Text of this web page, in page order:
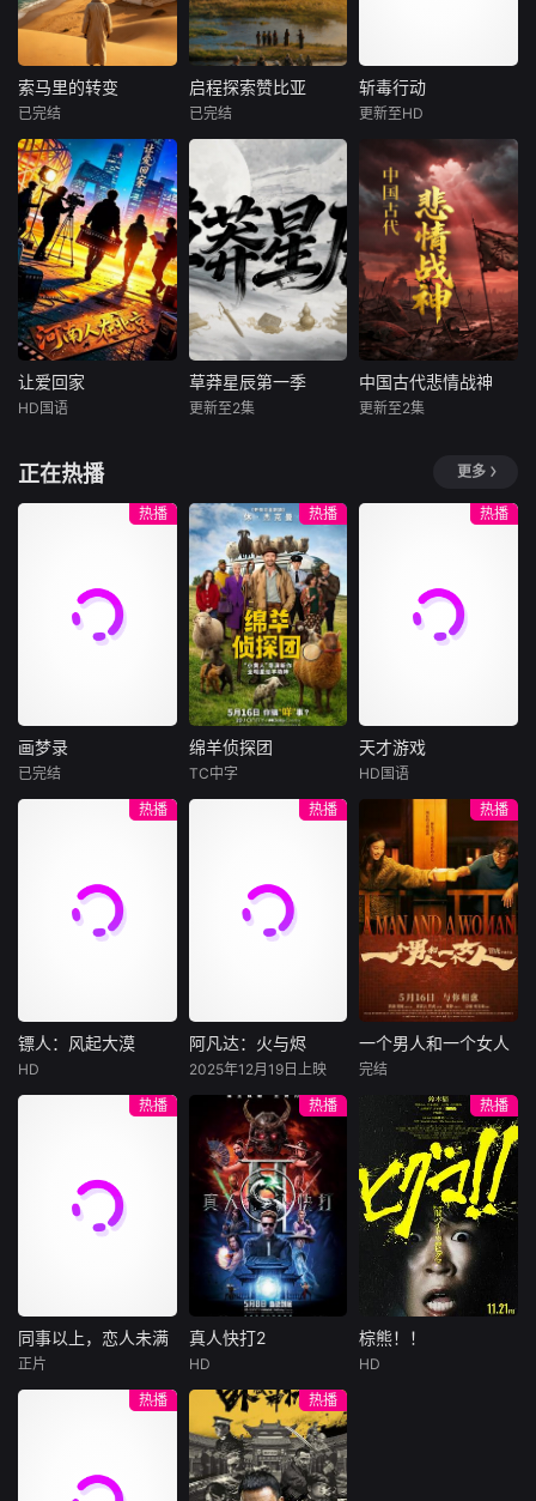
国非物质文化遗产
名录，承载着深厚
的历史底蕴与民族
精神。本片聚焦布
隆迪最具代表性的
震撼人心
上汇聚了非洲大陆
最具代表性的自然
与人文景观。本片
深入喀麦隆的街头
巷尾与社区生活，
民的真实面貌——
从传统服饰
区与整个非洲的共
同繁荣。
索马里的转变
讲述索马里的发展
和介绍。
索马里的转变
已完结
启程探索赞比亚
从瀑布的磅礴水雾
与壮丽峡谷，到国
家公园的河流巡游
与野奢营地；从广
袤湿地与野生动物
迁徙，到原始生态
——赞比亚拥有世
界上最伟大的自然
奇观之一和未受污
染的荒野地区。创
新的低影响技术在
启程探索赞比亚
已完结
斩毒行动
于荣光石兆琪对决
斩毒行动
更新至HD
让爱回家
因机缘巧合，
向现实妥协的导演
朱达仁萌生拍一部
韩战、二房东杨小
强加入后，一路曲
折式“开挂”。然
现朱达仁隐藏着不
为人知的
让爱回家
HD国语
草莽星辰第一季
身往往决定了一生
的天花板。然而，
总有一些人，从尘
埃里起身，却在历
史的星空中留下了
不灭的光芒。本片
选取五位出身寒微
却功业不朽的历史
人物，不以&amp;q
uot;英雄逆袭&am
p;quot;的励志叙事
为唯一
草莽星辰第一季
更新至2集
中国古代悲情战神
他们都有着让一个
时代为之颤抖的名
字。他们是战争的
那张王牌。当王朝
倾覆、山河破碎之
际，是他们在马背
散尽，当他们卸下
一身铠甲
中国古代悲情战神
更新至2集
正在热播 更多
热播
画梦录
许雁真，意外与身
陷危局的融汇银行
总账姜心羽产生交
将国宝名画低价卖
给外国人，许雁真
仿造名画、偷天换
的夹缝间巧妙周
旋，共历险阻，破
解重重困境。
画梦录
已完结
热播
绵羊侦探团
（休·杰克曼饰）最
爱给羊群读侦探小
说，没想到自己有
人貌似都有犯罪动
机。警察毫无头绪
“不务正业”迈出牧
场，追查牧羊人“躺
平
绵羊侦探团
TC中字
热播
天才游戏
李蔓瑄
穷途末路的天才少
年刘全龙（彭昱畅
饰），被偏执富家
公子陈伦（丁禹兮
饰）选中，被迫踏
入一场为他量身打
造的“换命游戏”。
豪华别墅、名车名
表、神秘女友全部
备齐，在陈伦的精
瞬间拥有顶配人
生。
天才游戏
HD国语
热播
镖人：风起大漠
族等多方势力盘根
错节、暗潮涌动。
“天字第二号逃犯”
安。不料，他们的
护送对象竟是“天字
郎……天下熙熙皆
杀接连上演……
镖人：风起大漠
HD
热播
阿凡达：火与烬
佐伊·索尔达娜
西格妮·韦弗
影片聚焦杰克·萨利
与奈蒂莉一家的命
运起伏，在前作的
情感余波之上，深
刻描绘一个家族在
战火中如何成长、
并共同守护血脉相
连的情感纽带的历
程，从而将故事推
维度。此外，潘多
拉的全新领域也即
将揭晓
阿凡达：火与烬
2025年12月19日上映
热播
一个男人和一个女人
周汉宁
男人（黄渤
饰）和女人（倪妮
饰）飞机同时落
地，入住同一家酒
店，成为一墙之隔
的邻居。不够隔音
的房间暴露了男人
和女人因生活暂停
陷入的困境，健
康、家庭、婚姻、
一个男人和一个女人
完结
热播
同事以上，恋人未满
公司 和戈德斯坦饰
同事以上，恋人未满
正片
热播
真人快打2
阿德莱恩·鲁道夫
杰西卡·麦克娜美
过气好莱坞演
员强尼·凯奇（卡尔·
真人快打2
HD
热播
棕熊！！
棕熊！！
HD
热播
热播